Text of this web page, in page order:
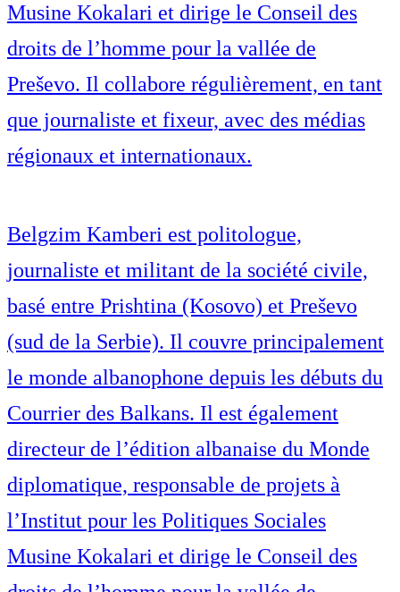
Musine Kokalari et dirige le Conseil des
droits de l’homme pour la vallée de
Preševo. Il collabore régulièrement, en tant
que journaliste et fixeur, avec des médias
régionaux et internationaux.
Belgzim Kamberi est politologue,
journaliste et militant de la société civile,
basé entre Prishtina (Kosovo) et Preševo
(sud de la Serbie). Il couvre principalement
le monde albanophone depuis les débuts du
Courrier des Balkans. Il est également
directeur de l’édition albanaise du Monde
diplomatique, responsable de projets à
l’Institut pour les Politiques Sociales
Musine Kokalari et dirige le Conseil des